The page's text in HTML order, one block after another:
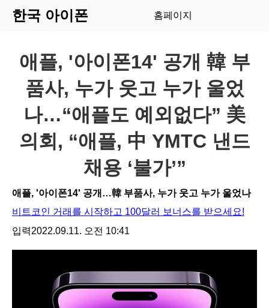
한국 아이폰 홈페이지
애플, '아이폰14' 공개 韓 부
품사, 누가 웃고 누가 울었
나…“애플도 예외없다” 美
의회, “애플, 中 YMTC 낸드
채용 ‘불가’”
애플, '아이폰14' 공개…韓 부품사, 누가 웃고 누가 울었나
비트코인 거래를 시작하고 100달러 보너스를 받으세요!
입력2022.09.11. 오전 10:41